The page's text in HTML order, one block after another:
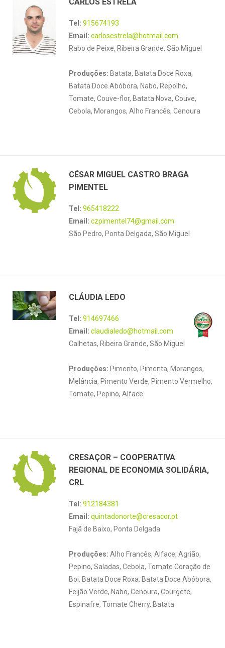
Tel: 915674193
Email: carlosestrela@hotmail.com
Rabo de Peixe, Ribeira Grande, São Miguel
Produções: Batata, Batata Doce Roxa,
Batata Doce Abóbora, Nabo, Repolho,
Tomate, Couve-flor, Batata Nova, Couve,
Cebola, Morangos, Alho Francês, Cenoura
CÉSAR MIGUEL CASTRO BRAGA
PIMENTEL
Tel: 965418222
Email: czpimentel74@gmail.com
São Pedro, Ponta Delgada, São Miguel
CLÁUDIA LEDO
Tel: 914697466
Email: claudialedo@hotmail.com
Calhetas, Ribeira Grande, São Miguel
Produções: Pimento, Pimenta, Morangos,
Melância, Pimento Verde, Pimento Vermelho,
Tomate, Pepino, Alface
CRESAÇOR – COOPERATIVA
REGIONAL DE ECONOMIA SOLIDÁRIA,
CRL
Tel: 912184381
Email: quintadonorte@cresacor.pt
Fajã de Baixo, Ponta Delgada
Produções: Alho Francês, Alface, Agrião,
Pepino, Saladas, Cebola, Tomate Coração de
Boi, Batata Doce Roxa, Batata Doce Abóbora,
Feijão Verde, Nabo, Cenoura, Courgete,
Espinafre, Tomate Cherry, Batata